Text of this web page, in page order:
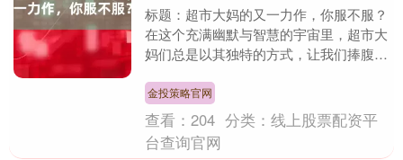
标题：超市大妈的又一力作，你服不服？
在这个充满幽默与智慧的宇宙里，超市大
妈们总是以其独特的方式，让我们捧腹大
大妈的最新力作....
金投策略官网
查看：204 分类：线上股票配资平
台查询官网